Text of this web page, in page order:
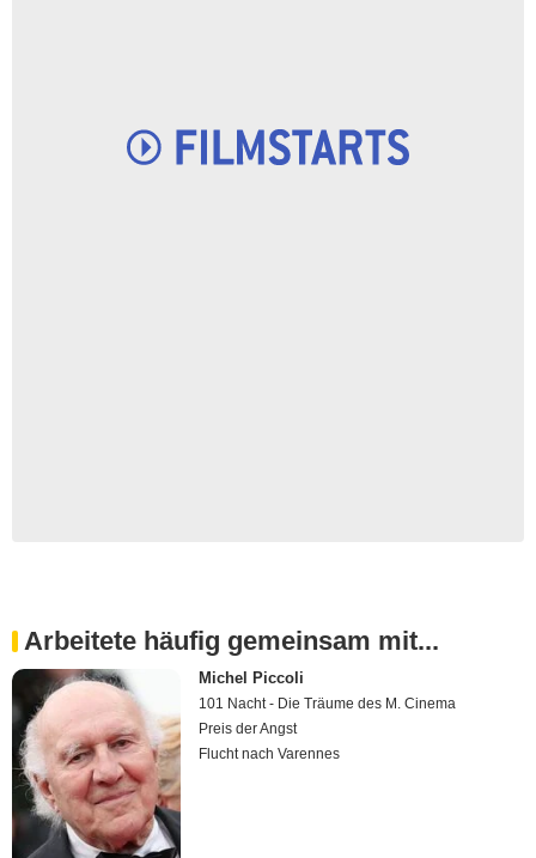
Arbeitete häufig gemeinsam mit...
Michel Piccoli
101 Nacht - Die Träume des M. Cinema
Preis der Angst
Flucht nach Varennes